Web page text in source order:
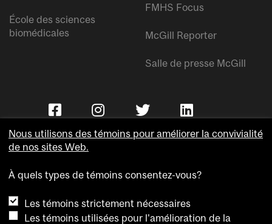
École des sciences
biomédicales
FMHS Focus
McGill Reporter
Salle de presse McGill
Accessibilité
Nous utilisons des témoins pour améliorer la convivialité
de nos sites Web.
À quels types de témoins consentez-vous?
Les témoins strictement nécessaires
Les témoins utilisées pour l'amélioration de la